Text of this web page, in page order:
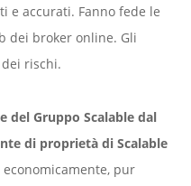
e accurati. Fanno fede le
dei broker online. Gli
rischi.
del Gruppo Scalable dal
di proprietà di Scalable
pur